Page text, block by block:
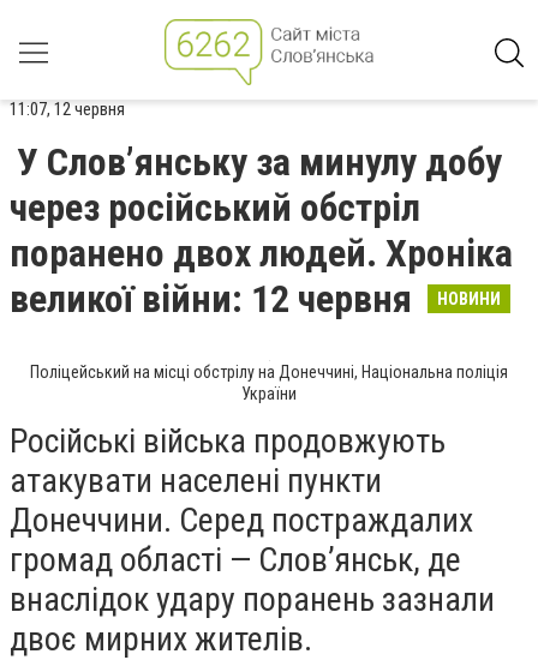
11:07, 12 червня
У Слов’янську за минулу добу
через російський обстріл
поранено двох людей. Хроніка
великої війни: 12 червня
НОВИНИ
Поліцейський на місці обстрілу на Донеччині, Національна поліція
України
Російські війська продовжують
атакувати населені пункти
Донеччини. Серед постраждалих
громад області — Слов’янськ, де
внаслідок удару поранень зазнали
двоє мирних жителів.